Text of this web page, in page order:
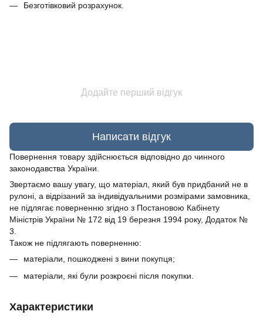
Безготівковий розрахунок.
Додайте перший відгук
Написати відгук
Повернення товару здійснюється відповідно до чинного
законодавства України.
Звертаємо вашу увагу, що матеріал, який був придбаний не в
рулоні, а відрізаний за індивідуальними розмірами замовника,
не підлягає поверненню згідно з Постановою Кабінету
Міністрів України № 172 від 19 березня 1994 року, Додаток №
3.
Також не підлягають поверненню:
матеріали, пошкоджені з вини покупця;
матеріали, які були розкроєні після покупки.
Характеристики